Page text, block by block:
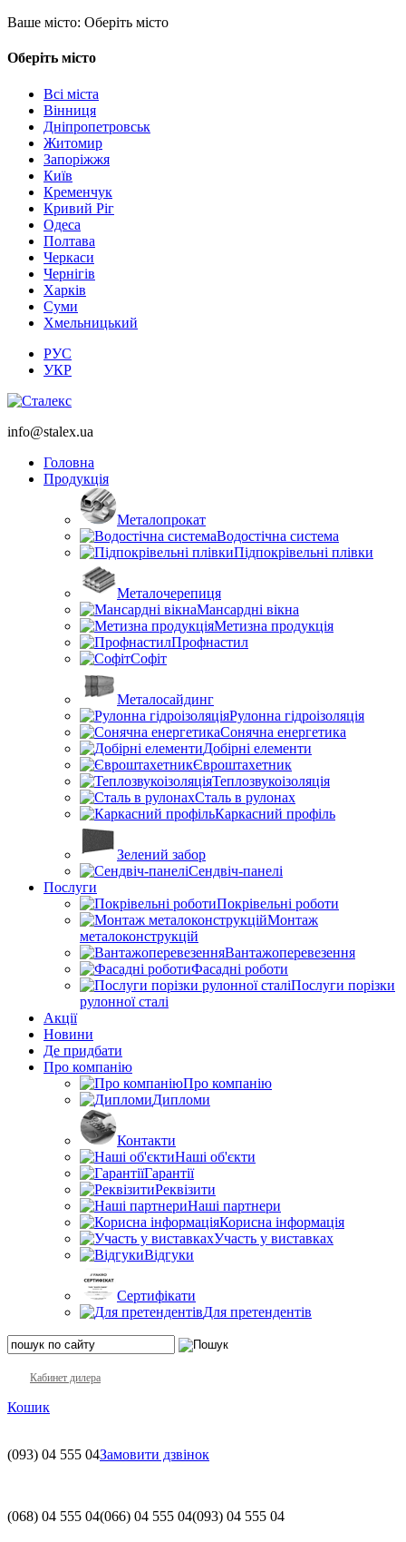
Ваше місто: Оберіть місто
Оберіть місто
Всі міста
Вінниця
Дніпропетровськ
Житомир
Запоріжжя
Київ
Кременчук
Кривий Ріг
Одеса
Полтава
Черкаси
Чернігів
Харків
Суми
Хмельницький
РУС
УКР
info@stalex.ua
Головна
Продукція
Металопрокат
Водостічна система
Підпокрівельні плівки
Металочерепиця
Мансардні вікна
Метизна продукція
Профнастил
Софіт
Металосайдинг
Рулонна гідроізоляція
Сонячна енергетика
Добірні елементи
Євроштахетник
Теплозвукоізоляція
Сталь в рулонах
Каркасний профіль
Зелений забор
Сендвіч-панелі
Послуги
Покрівельні роботи
Монтаж
металоконструкцій
Вантажоперевезення
Фасадні роботи
Послуги порізки
рулонної сталі
Акції
Новини
Де придбати
Про компанію
Про компанію
Дипломи
Контакти
Наші об'єкти
Гарантії
Реквізити
Наші партнери
Корисна інформація
Участь у виставках
Відгуки
Сертифікати
Для претендентів
Кабинет дилера
Кошик
(093) 04 555 04Замовити дзвінок
(068) 04 555 04(066) 04 555 04(093) 04 555 04